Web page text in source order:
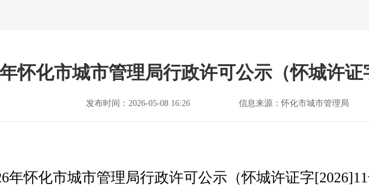
怀化市城市管理局行政许可公示（怀城许证
发布时间：2026-05-08 16:26 信息来源：怀化市城市管理局
年怀化市城市管理局行政许可公示（怀城许证字